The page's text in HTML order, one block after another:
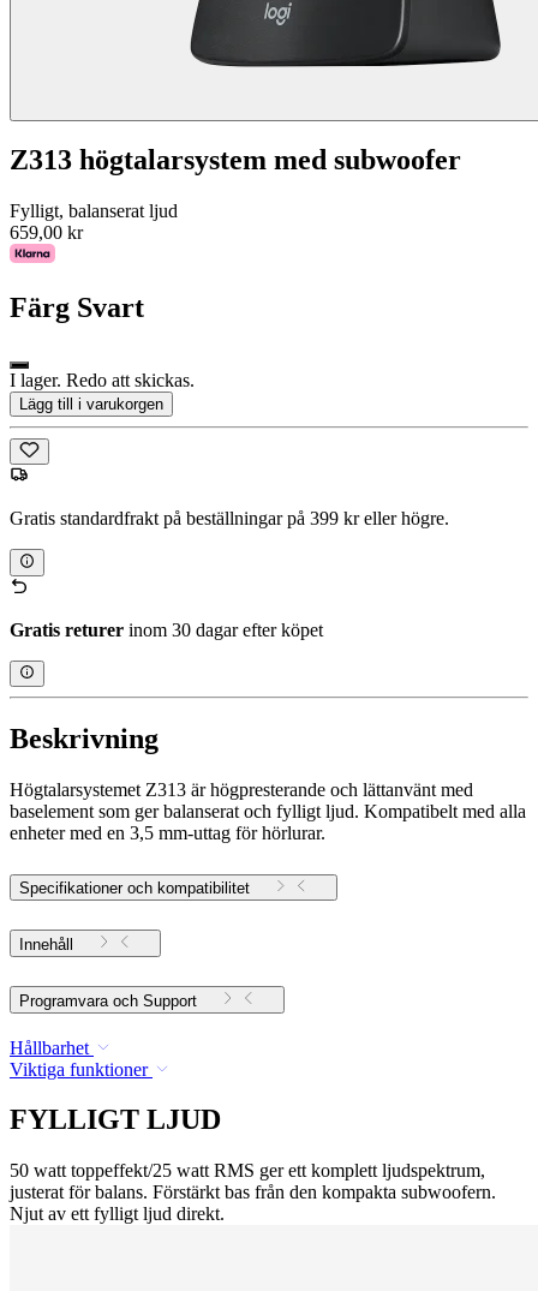
Z313 högtalarsystem med subwoofer
Fylligt, balanserat ljud
659,00 kr
Färg Svart
I lager. Redo att skickas.
Lägg till i varukorgen
Gratis standardfrakt på beställningar på 399 kr eller högre.
Gratis returer inom 30 dagar efter köpet
Beskrivning
Högtalarsystemet Z313 är högpresterande och lättanvänt med
baselement som ger balanserat och fylligt ljud. Kompatibelt med alla
enheter med en 3,5 mm-uttag för hörlurar.
Specifikationer och kompatibilitet
Innehåll
Programvara och Support
Hållbarhet
Viktiga funktioner
FYLLIGT LJUD
50 watt toppeffekt/25 watt RMS ger ett komplett ljudspektrum,
justerat för balans. Förstärkt bas från den kompakta subwoofern.
Njut av ett fylligt ljud direkt.